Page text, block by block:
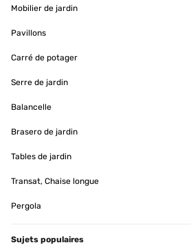
Lieferung!!!
Amazon-Benutzer
Mobilier de jardin
Pavillons
Carré de potager
Serre de jardin
Balancelle
Brasero de jardin
Tables de jardin
Transat, Chaise longue
Pergola
Sujets populaires